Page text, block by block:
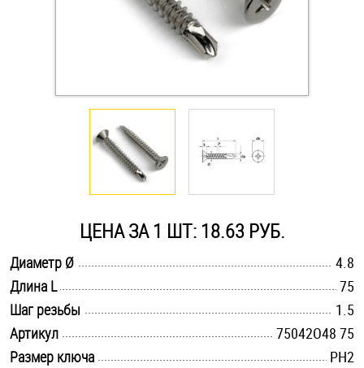
Крюки, кольца с шурупной резьбой
Саморезы и шурупы
Такелаж
Хомуты
Шайбы
ЦЕНА ЗА 1 ШТ: 18.63 РУБ.
Диаметр Ø
4.8
Длина L
75
Шаг резьбы
1.5
Артикул
75042O48 75
Размер ключа
PH2